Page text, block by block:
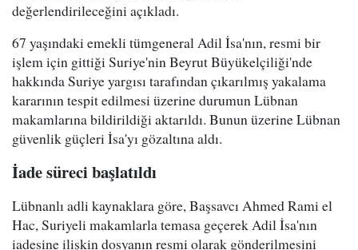
değerlendirileceğini açıkladı.
67 yaşındaki emekli tümgeneral Adil İsa'nın, resmi bir
işlem için gittiği Suriye'nin Beyrut Büyükelçiliği'nde
hakkında Suriye yargısı tarafından çıkarılmış yakalama
kararının tespit edilmesi üzerine durumun Lübnan
makamlarına bildirildiği aktarıldı. Bunun üzerine Lübnan
güvenlik güçleri İsa'yı gözaltına aldı.
İade süreci başlatıldı
Lübnanlı adli kaynaklara göre, Başsavcı Ahmed Rami el
Hac, Suriyeli makamlarla temasa geçerek Adil İsa'nın
iadesine ilişkin dosyanın resmi olarak gönderilmesini